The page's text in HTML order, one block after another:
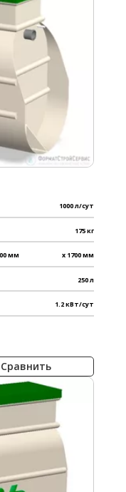
1000 л/сут
175 кг
мм x 1700 мм
250 л
1.2 кВт/сут
Сравнить